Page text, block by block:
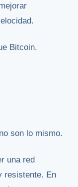
Bitcoin.
son lo mismo.
una red
resistente. En